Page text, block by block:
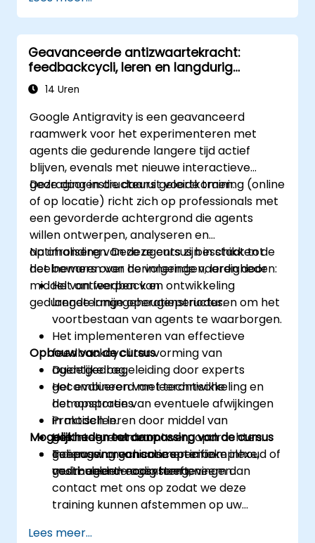
Geavanceerde antizwaartekracht:
feedbackcycli, leren en langdurig
geheugen van agents
14 Uren
Google Antigravity is een geavanceerd
raamwerk voor het experimenteren met
agents die gedurende langere tijd actief
blijven, evenals met nieuwe interactieve
gedragingen die daaruit voortkomen.
Deze door instructeurs geleide training (online
of op locatie) richt zich op professionals met
een gevorderde achtergrond die agents
willen ontwerpen, analyseren en
optimaliseren. Deze agents zijn in staat tot
het bewaren van herinneringen, leren door
middel van feedback en ontwikkeling
gedurende lange operatieperiodes.
Na afronding van deze cursus beschikken de
deelnemers over de volgende vaardigheden:
Het ontwerpen van
langetermijngeheugenstructuren om het
voortbestaan van agents te waarborgen.
Het implementeren van effectieve
feedbackcycli ter vorming van
agentgedrag.
Het evalueren van leerontwikkeling en
het opsporen van eventuele afwijkingen
in modellen.
Het integreren van
geheugenmechanismen in complexe,
multi-agent-ecosystemen.
Opbouw van de cursus
Duidelijke begeleiding door experts
gecombineerd met technische
demonstraties.
Praktisch leren door middel van
gestructureerde ontwerpopdrachten.
Toepassing van concepten in
gesimuleerde agentomgevingen.
Mogelijkheden tot aanpassing van de cursus
Indien uw organisatie specifieke inhoud of
voorbeelden nodig heeft, neem dan
contact met ons op zodat we deze
training kunnen afstemmen op uw
Lees meer...